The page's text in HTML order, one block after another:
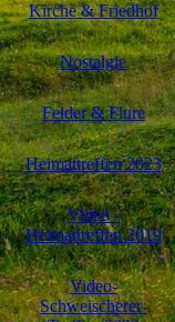
Kirche & Friedhof
Nostalgie
Felder & Flure
Heimattreffen 2023
Video -
Heimattreffen 2019
Video-
Schweischerer-